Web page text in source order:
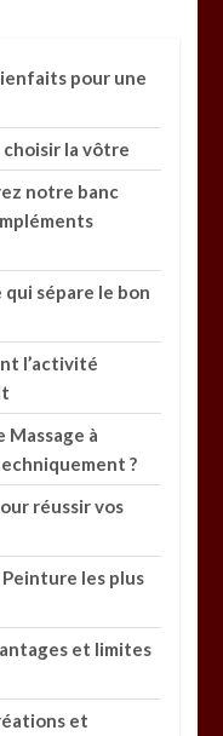
pour une
choisir la vôtre
notre banc
qui sépare le bon
l’activité
à
?
réussir vos
Peinture les plus
et limites
et